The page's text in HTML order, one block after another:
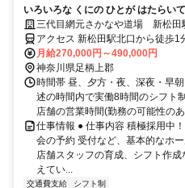
いろいろな くにの ひとが はたらい
あんしんしてください。
三代目網元さかなや道場 新松田
アクセス 新松田駅北口から徒歩1
月給270,000円～490,000円
神奈川県足柄上郡
時間帯 昼、夕方・夜、深夜・早
述の時間内で実働8時間のシフ
店舗の営業時間(勤務の可能性の
仕事情報 ● 仕事内容 積極採用中
会の予約 受付など、基本的なホ
店舗スタッフの育成、シフト作
えてい...
交通費支給 シフト制